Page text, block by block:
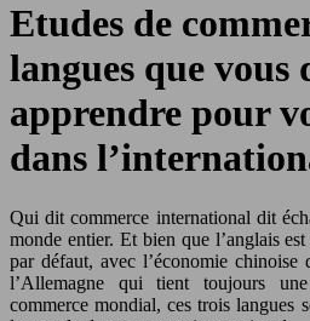
Etudes de
langues que vous
apprendre pour
dans
Qui dit commerce international dit
monde entier. Et bien que l’anglais
par défaut, avec l’économie
l’Allemagne qui tient toujours
commerce mondial, ces trois langues